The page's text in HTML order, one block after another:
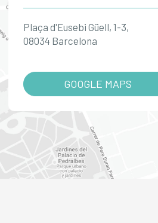
Plaça d'Eusebi Güell, 1-3,
08034 Barcelona
GOOGLE MAPS